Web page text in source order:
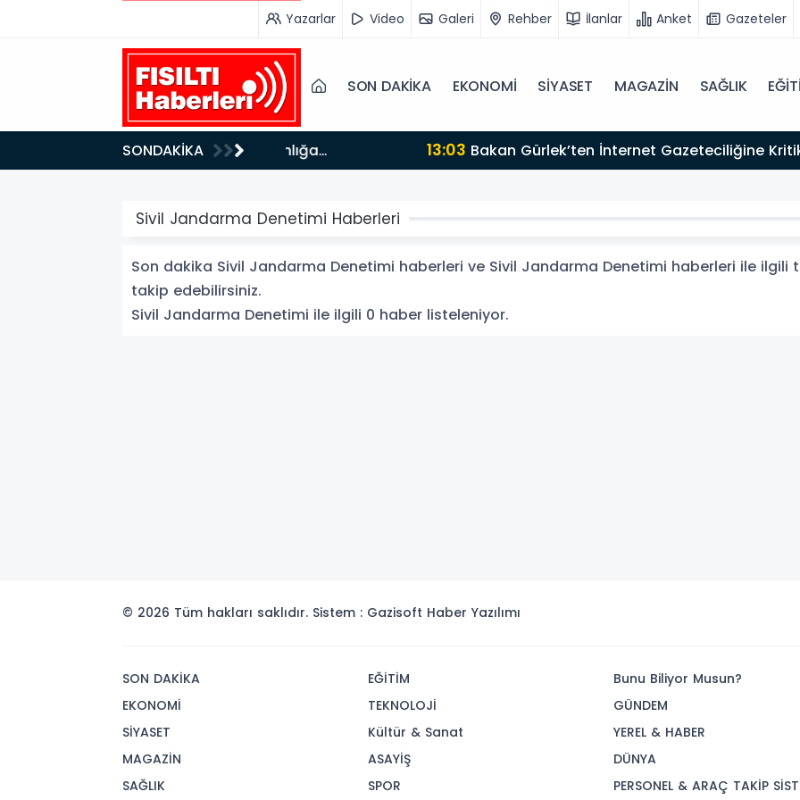
Yazarlar Video Galeri Rehber İlanlar Anket Gazeteler
SON DAKİKA EKONOMİ SİYASET MAGAZİN SAĞLIK
SONDAKİKA 13:03
Düzenlemeye Hazırız"
Sivil Jandarma Denetimi Haberleri
Son dakika Sivil Jandarma Denetimi haberleri ve Sivil Jandarma Denetimi haberleri ile ilgili
takip edebilirsiniz.
Sivil Jandarma Denetimi ile ilgili 0 haber listeleniyor.
© 2026 Tüm hakları saklıdır. Sistem : Gazisoft Haber Yazılımı
SON DAKİKA
EKONOMİ
SİYASET
MAGAZİN
SAĞLIK
EĞİTİM
TEKNOLOJİ
Kültür & Sanat
ASAYİŞ
SPOR
Bunu Biliyor Musun?
GÜNDEM
YEREL & HABER
DÜNYA
PERSONEL & ARAÇ TAKİP